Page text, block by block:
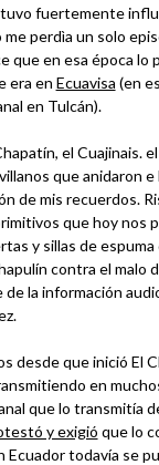
fuertemente
perdìa un solo
que en esa época lo
era en Ecuavisa (en
en Tulcán).
el Cuajinais.
que anidaron e
de mis recuerdos.
que hoy nos
y sillas de espuma
contra el malo
la información
desde que inició El
en
que lo transmitía
y exigió que lo
Ecuador todavía se